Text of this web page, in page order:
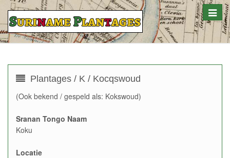
Toggle
Plantages / K / Kocqswoud
(Ook bekend / gespeld als: Kokswoud)
Sranan Tongo Naam
Koku
Locatie